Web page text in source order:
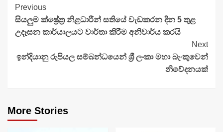
Continue
Reading
Previous
සියලුම ක්ෂ්‍රේත්‍ර නිළධාරීන් සතියේ වැඩකරන දින 5 තුළ
උදෑසන කාර්යාලයට වාර්තා කිරීම අනිවාර්ය කරයි
Next
ඉන්දියානු රුපියල සම්බන්ධයෙන් ශ්‍රී ලංකා මහා බැංකුවෙන්
නිවේදනයක්
More Stories